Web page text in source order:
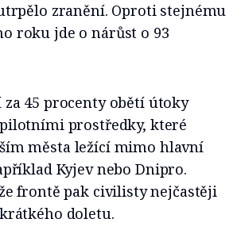
zranění. Oproti stejnému
roku jde o nárůst o 93
za 45 procenty obětí útoky
prostředky, které
města ležící mimo hlavní
Kyjev nebo Dnipro.
frontě pak civilisty nejčastěji
doletu.